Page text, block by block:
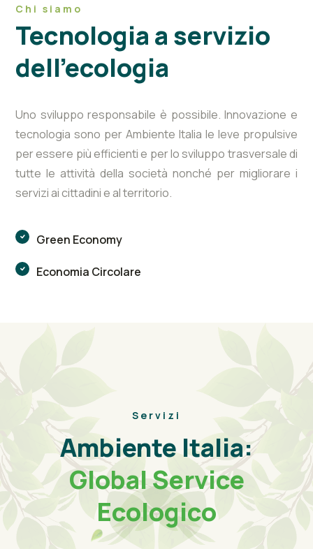
Chi siamo
Tecnologia a servizio
dell’ecologia
Uno sviluppo responsabile è possibile. Innovazione e
tecnologia sono per Ambiente Italia le leve propulsive
per essere più efficienti e per lo sviluppo trasversale di
tutte le attività della società nonché per migliorare i
servizi ai cittadini e al territorio.
Green Economy
Economia Circolare
Servizi
Ambiente Italia:
Global Service
Ecologico